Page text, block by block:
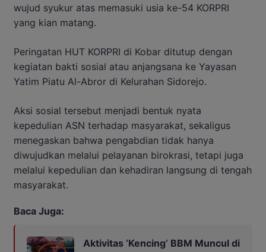
wujud syukur atas memasuki usia ke-54 KORPRI
yang kian matang.
Peringatan HUT KORPRI di Kobar ditutup dengan
kegiatan bakti sosial atau anjangsana ke Yayasan
Yatim Piatu Al-Abror di Kelurahan Sidorejo.
Aksi sosial tersebut menjadi bentuk nyata
kepedulian ASN terhadap masyarakat, sekaligus
menegaskan bahwa pengabdian tidak hanya
diwujudkan melalui pelayanan birokrasi, tetapi juga
melalui kepedulian dan kehadiran langsung di tengah
masyarakat.
Baca Juga:
Aktivitas ‘Kencing’ BBM Muncul di